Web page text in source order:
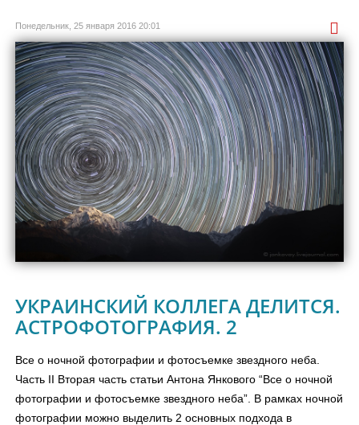
Понедельник, 25 января 2016 20:01
УКРАИНСКИЙ КОЛЛЕГА ДЕЛИТСЯ.
АСТРОФОТОГРАФИЯ. 2
Все о ночной фотографии и фотосъемке звездного неба.
Часть II Вторая часть статьи Антона Янкового “Все о ночной
фотографии и фотосъемке звездного неба”. В рамках ночной
фотографии можно выделить 2 основных подхода в